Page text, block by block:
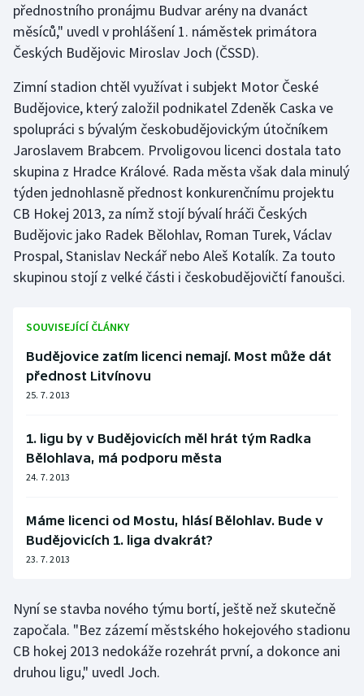
Krasobruslení
Lezení
Lyže a snowboard
Moderní pětiboj
Motorsport
Olympijské hry
Parasport
Plážový volejbal
Ragby
Rychlostní kanoistika
Sportovní střelba
Stolní tenis
Triatlon
Veslování
Vodní slalom
přednostního pronájmu Budvar arény na dvanáct
měsíců," uvedl v prohlášení 1. náměstek primátora
Českých Budějovic Miroslav Joch (ČSSD).
Zimní stadion chtěl využívat i subjekt Motor České
Budějovice, který založil podnikatel Zdeněk Caska ve
spolupráci s bývalým českobudějovickým útočníkem
Jaroslavem Brabcem. Prvoligovou licenci dostala tato
skupina z Hradce Králové. Rada města však dala minulý
týden jednohlasně přednost konkurenčnímu projektu
CB Hokej 2013, za nímž stojí bývalí hráči Českých
Budějovic jako Radek Bělohlav, Roman Turek, Václav
Prospal, Stanislav Neckář nebo Aleš Kotalík. Za touto
skupinou stojí z velké části i českobudějovičtí fanoušci.
SOUVISEJÍCÍ ČLÁNKY
Budějovice zatím licenci nemají. Most může dát
přednost Litvínovu
25. 7. 2013
1. ligu by v Budějovicích měl hrát tým Radka
Bělohlava, má podporu města
24. 7. 2013
Máme licenci od Mostu, hlásí Bělohlav. Bude v
Budějovicích 1. liga dvakrát?
23. 7. 2013
Nyní se stavba nového týmu bortí, ještě než skutečně
započala. "Bez zázemí městského hokejového stadionu
CB hokej 2013 nedokáže rozehrát první, a dokonce ani
druhou ligu," uvedl Joch.